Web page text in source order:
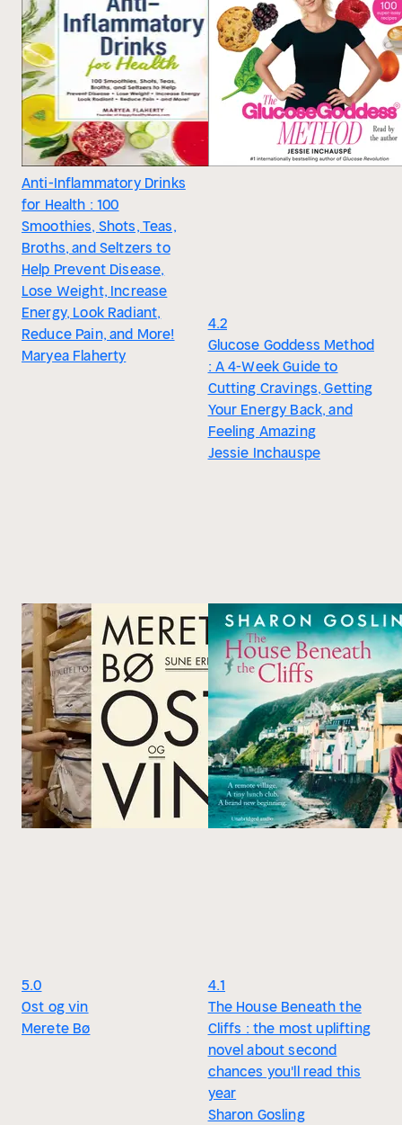
Anti-Inflammatory Drinks
for Health : 100
Smoothies, Shots, Teas,
Broths, and Seltzers to
Help Prevent Disease,
Lose Weight, Increase
Energy, Look Radiant,
Reduce Pain, and More!
Maryea Flaherty
4.2
Glucose Goddess Method
: A 4-Week Guide to
Cutting Cravings, Getting
Your Energy Back, and
Feeling Amazing
Jessie Inchauspe
5.0
Ost og vin
Merete Bø
4.1
The House Beneath the
Cliffs : the most uplifting
novel about second
chances you'll read this
year
Sharon Gosling